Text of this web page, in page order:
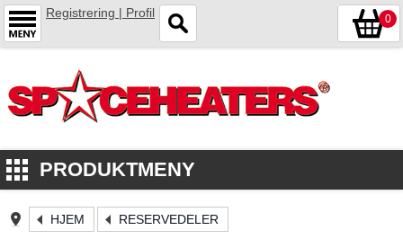
Registrering | Profil 0
PRODUKTMENY
HJEM RESERVEDELER